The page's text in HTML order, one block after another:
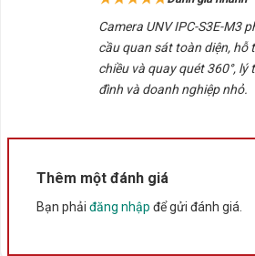
Camera tương thích vớigiao thức
và mở rộng dễ dàng với các đầu
quản lý giám sát trung tâm, phần
Camera đi kèmứng dụng di động
Xem trực tiếp và xem lại video mọi
Camera UNV IPC-S3E-M3
cầu quan sát toàn diện, hỗ
chiều và quay quét 360°, lý
đình và doanh nghiệp nhỏ.
Thêm một đánh giá
Bạn phải đăng nhập để gửi đánh giá.